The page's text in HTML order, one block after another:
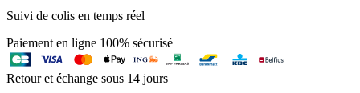
Suivi de colis en temps réel
Paiement en ligne 100% sécurisé
Retour et échange sous 14 jours